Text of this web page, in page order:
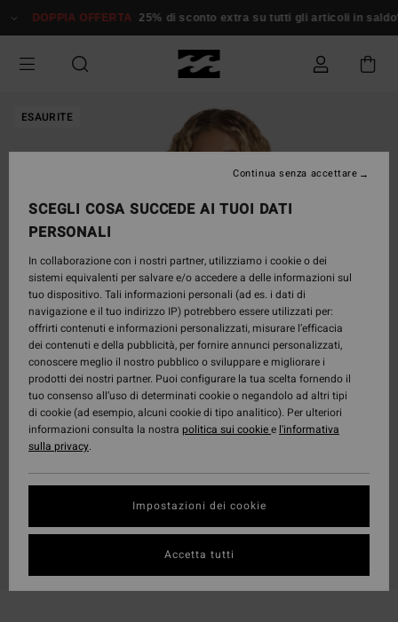
alle
prodotto
DOPPIA OFFERTA 25% di sconto extra su tutti gli articoli in saldo*
ESAURITE
SCEGLI COSA SUCCEDE AI TUOI DATI
PERSONALI
In collaborazione con i nostri partner, utilizziamo i cookie o dei
sistemi equivalenti per salvare e/o accedere a delle informazioni sul
tuo dispositivo. Tali informazioni personali (ad es. i dati di
navigazione e il tuo indirizzo IP) potrebbero essere utilizzati per:
offrirti contenuti e informazioni personalizzati, misurare l’efficacia
dei contenuti e della pubblicità, per fornire annunci personalizzati,
conoscere meglio il nostro pubblico o sviluppare e migliorare i
prodotti dei nostri partner. Puoi configurare la tua scelta fornendo il
tuo consenso all’uso di determinati cookie o negandolo ad altri tipi
di cookie (ad esempio, alcuni cookie di tipo analitico). Per ulteriori
informazioni consulta la nostra politica sui cookiee l'informativa
sulla privacy.
Impostazioni dei cookie
Continua senza accettare
Accetta tutti